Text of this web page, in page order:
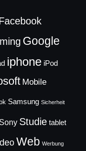
Google
iphone iPod
Mobile
Samsung Sicherheit
Sony Studie tablet
Web Werbung